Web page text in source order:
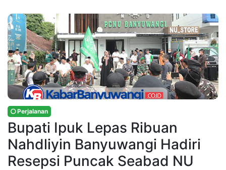
Perjalanan
Bupati Ipuk Lepas Ribuan
Nahdliyin Banyuwangi Hadiri
Resepsi Puncak Seabad NU